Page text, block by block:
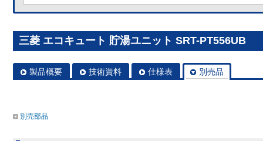
三菱 エコキュート 貯湯ユニット SRT-PT556UB
製品概要 技術資料 仕様表 別売品
別売部品